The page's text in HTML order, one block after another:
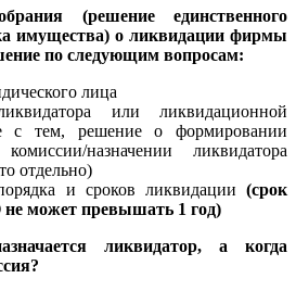
(решение единственного
имущества) о ликвидации фирмы
по следующим вопросам:
лица
или ликвидационной
с тем, решение о формировании
назначении ликвидатора
отдельно)
и сроков ликвидации (срок
может превышать 1 год)
ликвидатор, а когда